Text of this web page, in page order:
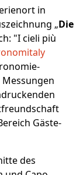
in
„Die
"I cieli più
Gäste-
des